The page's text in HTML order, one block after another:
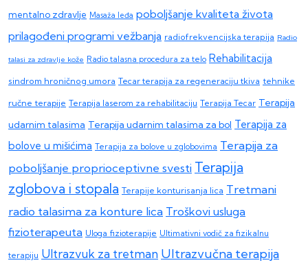
mentalno zdravlje Masaža leđa poboljšanje kvaliteta života
prilagođeni programi vežbanja radiofrekvencijska terapija Radio
talasi za zdravlje kože Radio talasna procedura za telo Rehabilitacija
sindrom hroničnog umora Tecar terapija za regeneraciju tkiva tehnike
ručne terapije Terapija laserom za rehabilitaciju Terapija Tecar Terapija
udarnim talasima Terapija udarnim talasima za bol Terapija za
bolove u mišićima Terapija za bolove u zglobovima Terapija za
poboljšanje proprioceptivne svesti Terapija
zglobova i stopala Terapije konturisanja lica Tretmani
radio talasima za konture lica Troškovi usluga
fizioterapeuta Uloga fizioterapije Ultimativni vodič za fizikalnu
terapiju Ultrazvuk za tretman Ultrazvučna terapija